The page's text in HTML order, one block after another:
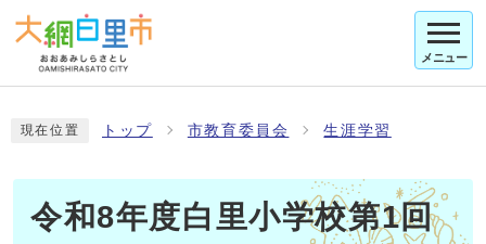
メニュー
現在位置 トップ 市教育委員会 生涯学習
令和8年度白里小学校第1回